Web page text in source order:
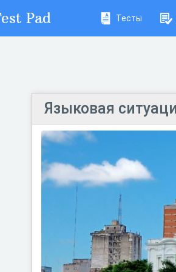
Pad Тесты
Языковая